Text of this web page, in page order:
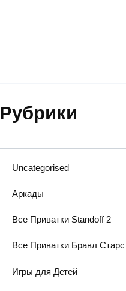
Рубрики
Uncategorised
Аркады
Все Приватки Standoff 2
Все Приватки Бравл Старс
Игры для Детей